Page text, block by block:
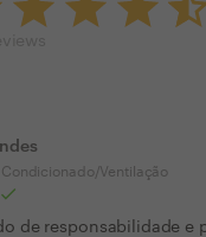
Condicionado/Ventilação
de responsabilidade e